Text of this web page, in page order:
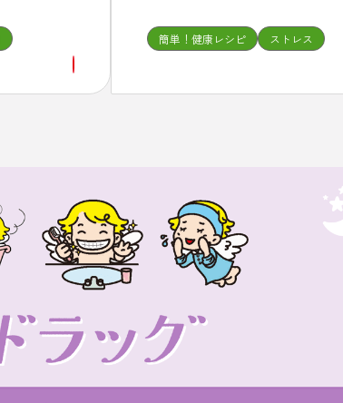
簡単！健康レシピ ストレス